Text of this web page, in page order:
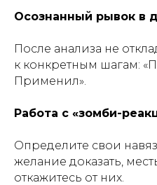
Осознанный рывок в
После анализа не
к конкретным шагам:
Применил».
Работа с «зомби-
Определите свои
желание доказать,
откажитесь от них.